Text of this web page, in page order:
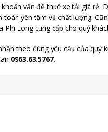
vấn đề thuê xe tải giá rẻ.
toàn yên tâm về chất lượng.
Phi Long cung cấp cho quý
theo đúng yêu cầu của quý
0963.63.5767.